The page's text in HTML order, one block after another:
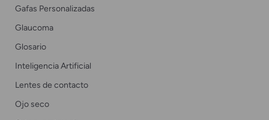
Gafas Personalizadas
Glaucoma
Glosario
Inteligencia Artificial
Lentes de contacto
Ojo seco